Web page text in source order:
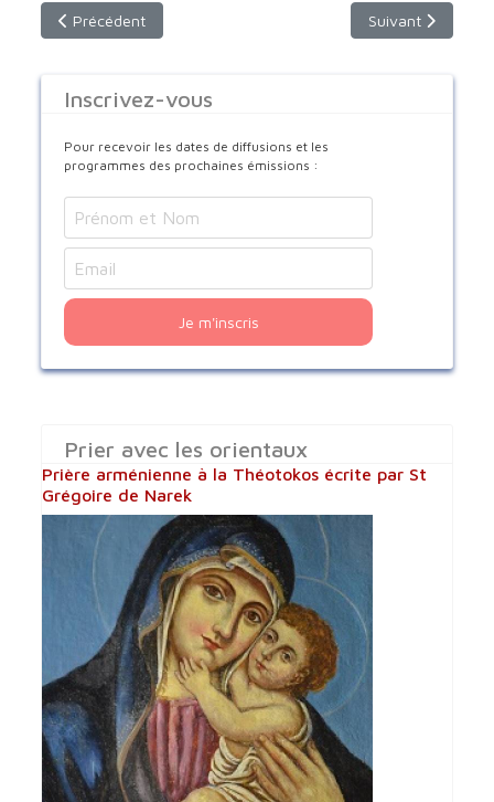
Article précédent : Actualités Orientales : l’avenir des
Précédent Article suivant :
Suivant
Inscrivez-vous
Pour recevoir les dates de diffusions et les
programmes des prochaines émissions :
Je m'inscris
Prier avec les orientaux
Prière arménienne à la Théotokos écrite par St
Grégoire de Narek